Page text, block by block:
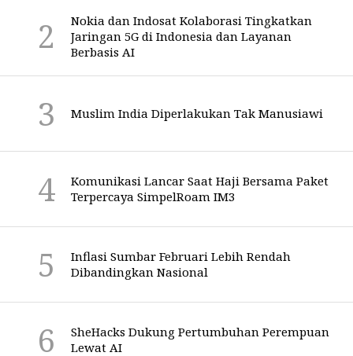
Nokia dan Indosat Kolaborasi Tingkatkan
Jaringan 5G di Indonesia dan Layanan
Berbasis AI
Muslim India Diperlakukan Tak Manusiawi
Komunikasi Lancar Saat Haji Bersama Paket
Terpercaya SimpelRoam IM3
Inflasi Sumbar Februari Lebih Rendah
Dibandingkan Nasional
SheHacks Dukung Pertumbuhan Perempuan
Lewat AI